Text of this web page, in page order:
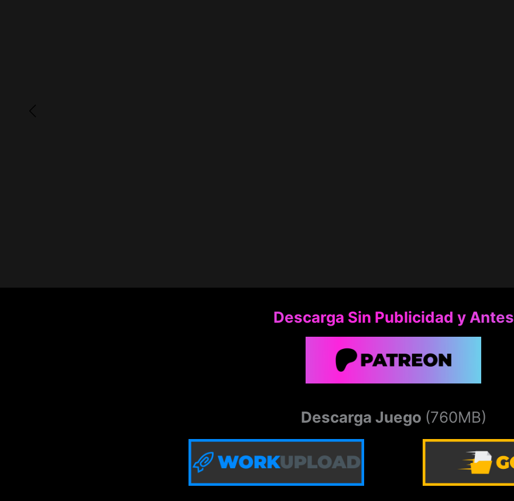
Descarga Sin Publicidad y Antes
Descarga Juego (760MB)